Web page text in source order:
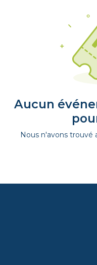
Aucun
Nous n'avons